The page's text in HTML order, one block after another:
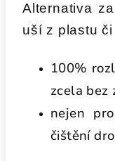
Alternativa
uší z plastu
100%
zcela bez
nejen
čištění